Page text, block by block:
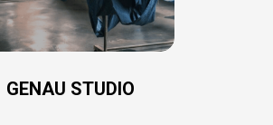
GENAU STUDIO